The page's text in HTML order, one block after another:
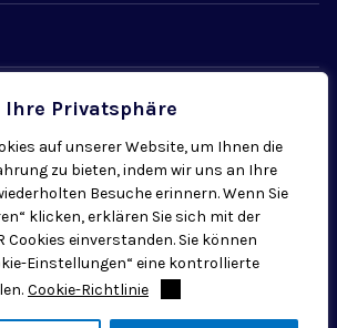
Privatsphäre
auf unserer Website, um Ihnen die
zu bieten, indem wir uns an Ihre
Besuche erinnern. Wenn Sie
klicken, erklären Sie sich mit der
Cookies einverstanden. Sie können
Einstellungen“ eine kontrollierte
Cookie-Richtlinie
Rechte vorbehalten.